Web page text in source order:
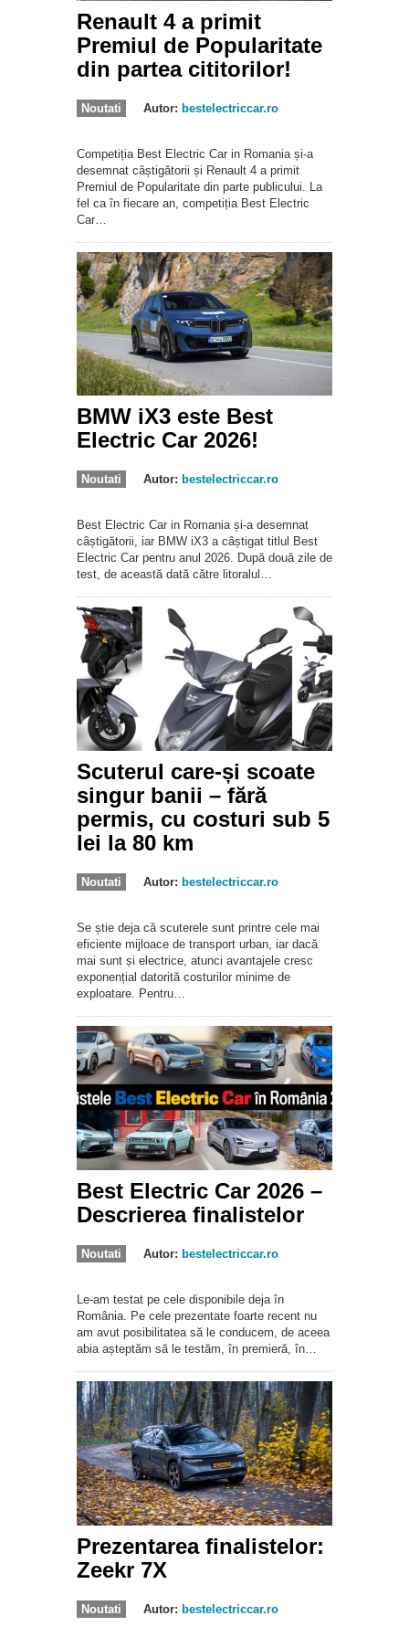
Renault 4 a primit
Premiul de Popularitate
din partea cititorilor!
Noutati Autor: bestelectriccar.ro
Competiția Best Electric Car in Romania și-a
desemnat câștigătorii și Renault 4 a primit
Premiul de Popularitate din parte publicului. La
fel ca în fiecare an, competiția Best Electric
Car…
BMW iX3 este Best
Electric Car 2026!
Noutati Autor: bestelectriccar.ro
Best Electric Car in Romania și-a desemnat
câștigătorii, iar BMW iX3 a câștigat titlul Best
Electric Car pentru anul 2026. După două zile de
test, de această dată către litoralul…
Scuterul care-și scoate
singur banii – fără
permis, cu costuri sub 5
lei la 80 km
Noutati Autor: bestelectriccar.ro
Se știe deja că scuterele sunt printre cele mai
eficiente mijloace de transport urban, iar dacă
mai sunt și electrice, atunci avantajele cresc
exponențial datorită costurilor minime de
exploatare. Pentru…
Best Electric Car 2026 –
Descrierea finalistelor
Noutati Autor: bestelectriccar.ro
Le-am testat pe cele disponibile deja în
România. Pe cele prezentate foarte recent nu
am avut posibilitatea să le conducem, de aceea
abia așteptăm să le testăm, în premieră, în…
Prezentarea finalistelor:
Zeekr 7X
Noutati Autor: bestelectriccar.ro